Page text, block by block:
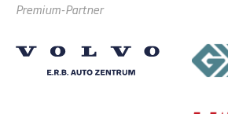
Premium-Partner